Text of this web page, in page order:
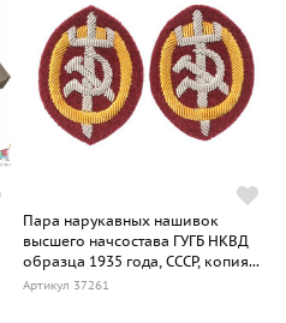
Пара нарукавных нашивок
высшего начсостава ГУГБ НКВД
образца 1935 года, СССР, копия...
Артикул 37261